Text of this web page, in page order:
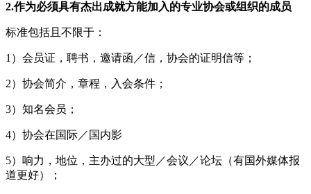
2.作为必须具有杰出成就方能加入的专业协会或组织的成员
标准包括且不限于：
1）会员证，聘书，邀请函／信，协会的证明信等；
2）协会简介，章程，入会条件；
3）知名会员；
4）协会在国际／国内影
5）响力，地位，主办过的大型／会议／论坛（有国外媒体报
道更好）；